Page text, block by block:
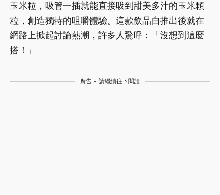
玉米粒，吸管一插就能直接吸到甜美多汁的玉米顆
粒，創造獨特的咀嚼體驗。這款飲品自推出後就在
網路上掀起討論熱潮，許多人驚呼：「沒想到這麼
搭！」
廣告 - 請繼續往下閱讀